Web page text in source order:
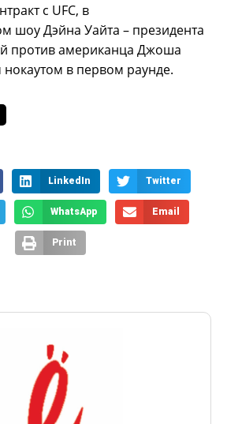
с UFC, в
шоу Дэйна Уайта – президента
против американца Джоша
нокаутом в первом раунде.
LinkedIn Twitter
WhatsApp Email
Print